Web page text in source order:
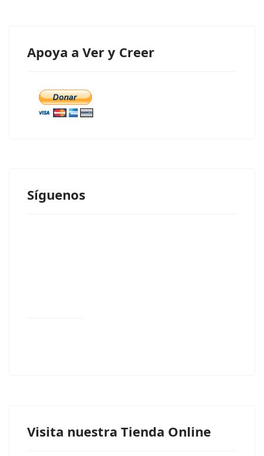
Apoya a Ver y Creer
Síguenos
Visita nuestra Tienda Online